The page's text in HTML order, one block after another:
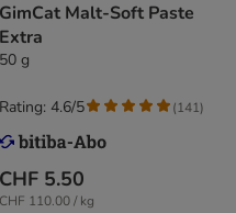
GimCat Malt-Soft Paste
Extra
50 g
CHF 5.50
CHF 110.00 / kg
Rating: 4.6/5 (141)